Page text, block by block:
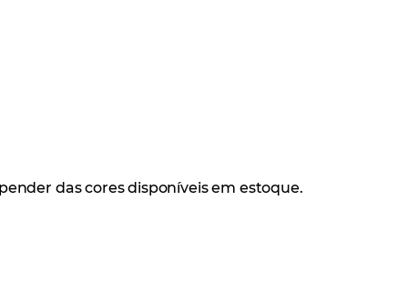
das cores disponíveis em estoque.